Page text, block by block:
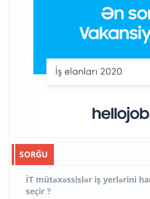
SORĞU
İT mütəxəssislər iş yerlərini
seçir ?